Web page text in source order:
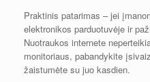
Praktinis patarimas – jei
elektronikos parduotuvėje ir
Nuotraukos internete
monitoriaus, pabandykite
žaistumėte su juo kasdien.